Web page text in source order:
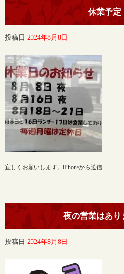
休業予定
投稿日 2024年8月8日
宜しくお願いします。iPhoneから送信
夜の営業はあり
投稿日 2024年8月8日